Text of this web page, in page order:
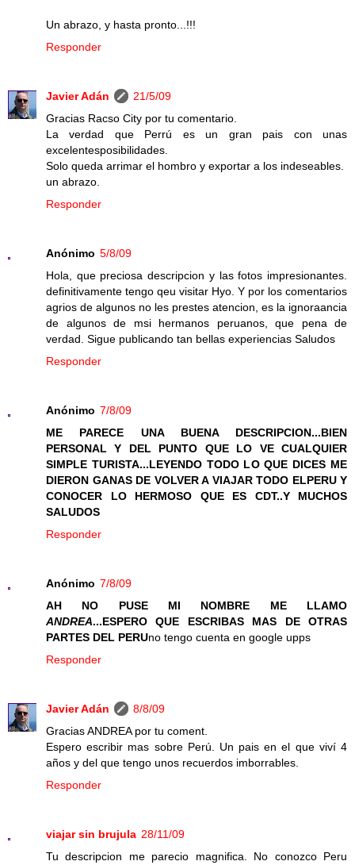
Un abrazo, y hasta pronto...!!!
Responder
Javier Adán
21/5/09
Gracias Racso City por tu comentario.
La verdad que Perrú es un gran pais con unas
excelentesposibilidades.
Solo queda arrimar el hombro y exportar a los indeseables.
un abrazo.
Responder
Anónimo 5/8/09
Hola, que preciosa descripcion y las fotos impresionantes.
definitivamente tengo qeu visitar Hyo. Y por los comentarios
agrios de algunos no les prestes atencion, es la ignoraancia
de algunos de msi hermanos peruanos, que pena de
verdad. Sigue publicando tan bellas experiencias Saludos
Responder
Anónimo 7/8/09
ME PARECE UNA BUENA DESCRIPCION...BIEN
PERSONAL Y DEL PUNTO QUE LO VE CUALQUIER
SIMPLE TURISTA...LEYENDO TODO LO QUE DICES ME
DIERON GANAS DE VOLVER A VIAJAR TODO ELPERU Y
CONOCER LO HERMOSO QUE ES CDT..Y MUCHOS
SALUDOS
Responder
Anónimo 7/8/09
AH NO PUSE MI NOMBRE ME LLAMO
ANDREA...ESPERO QUE ESCRIBAS MAS DE OTRAS
PARTES DEL PERUno tengo cuenta en google upps
Responder
Javier Adán
8/8/09
Gracias ANDREA por tu coment.
Espero escribir mas sobre Perú. Un pais en el que viví 4
años y del que tengo unos recuerdos imborrables.
Responder
viajar sin brujula 28/11/09
Tu descripcion me parecio magnifica. No conozco Peru